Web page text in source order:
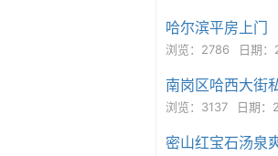
哈尔滨平房上门
浏览：2786 日期
南岗区哈西大街
浏览：3137 日期
密山红宝石汤泉